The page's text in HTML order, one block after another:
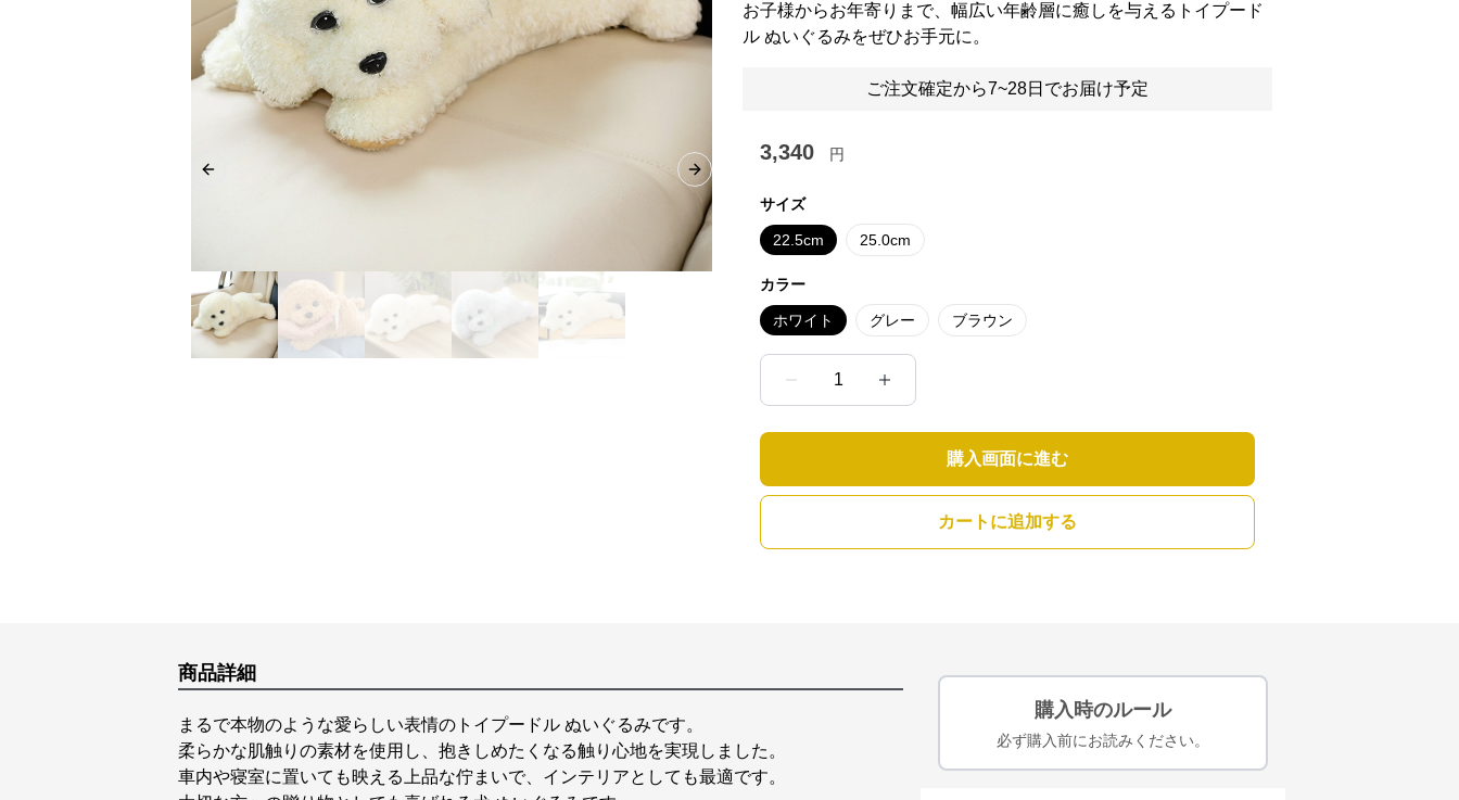
Previous slide Next slide
お子様からお年寄りまで、幅広い年齢層に癒しを与えるトイプード
ル ぬいぐるみをぜひお手元に。
ご注文確定から7~28日でお届け予定
3,340 円
サイズ
22.5cm 25.0cm
カラー
ホワイト グレー ブラウン
1
購入画面に進む
カートに追加する
商品詳細
まるで本物のような愛らしい表情のトイプードル ぬいぐるみです。
柔らかな肌触りの素材を使用し、抱きしめたくなる触り心地を実現しました。
車内や寝室に置いても映える上品な佇まいで、インテリアとしても最適です。
購入時のルール
必ず購入前にお読みください。